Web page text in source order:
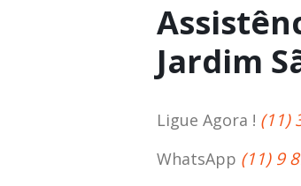
Jardim
Ligue Agora ! (11)
WhatsApp (11) 9